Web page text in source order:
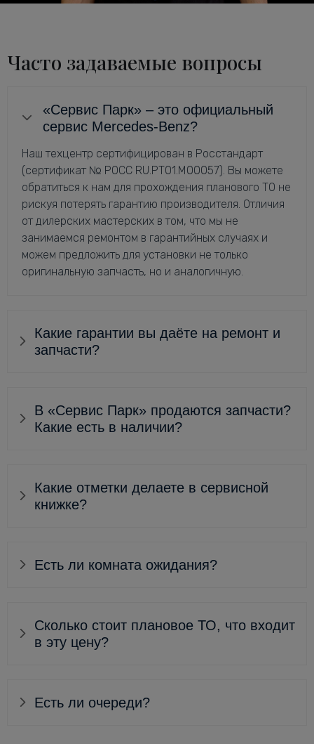
Часто задаваемые вопросы
«Сервис Парк» – это официальный
сервис Mercedes-Benz?
Наш техцентр сертифицирован в Росстандарт
(сертификат № РОСС RU.РТ01.М00057). Вы можете
обратиться к нам для прохождения планового ТО не
рискуя потерять гарантию производителя. Отличия
от дилерских мастерских в том, что мы не
занимаемся ремонтом в гарантийных случаях и
можем предложить для установки не только
оригинальную запчасть, но и аналогичную.
Какие гарантии вы даёте на ремонт и
запчасти?
В «Сервис Парк» продаются запчасти?
Какие есть в наличии?
Какие отметки делаете в сервисной
книжке?
Есть ли комната ожидания?
Сколько стоит плановое ТО, что входит
в эту цену?
Есть ли очереди?